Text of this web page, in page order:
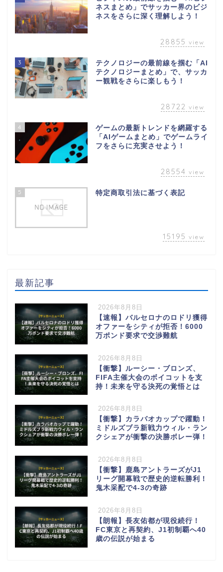
ネスまとめ」でサッカー界のビジ
ネスをさらに深く理解しよう！
28855 view
3
テクノロジーの最前線を掴む「AI
テクノロジーまとめ」で、サッカ
ー観戦をさらに楽しもう！
28722 view
4
ゲームの最新トレンドを網羅する
「AIゲームまとめ」でゲームライ
フをさらに充実させよう！
28554 view
5 特定商取引法に基づく表記
15195 view
最新記事
2026年8月8日
【速報】バルセロナのロドリ獲得
オファーをシティが拒否！6000
万ポンド要求で交渉難航
2026年8月8日
【衝撃】ルーシー・ブロンズ、
FIFA主催大会のボイコットを支
持！未来を守る決死の覚悟とは
2026年8月8日
【衝撃】カラバオカップで躍動！
ミドルズブラ新戦力ウィル・ラン
クシェアが衝撃の決勝ボレー弾！
2026年8月8日
【衝撃】鹿島アントラーズがJ1
リーグ開幕戦で歴史的逆転勝利！
鬼木采配で4-3の奇跡
2026年8月8日
【朗報】長友佑都が現役続行！
FC東京と再契約、J1初制覇へ40
歳の伝説が始まる